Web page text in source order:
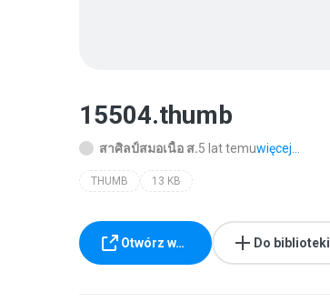
15504.thumb
สาศิลป์สมอเนื้อ ส.5 lat temuwięcej...
THUMB 13 KB
Otwórz w… Do biblioteki